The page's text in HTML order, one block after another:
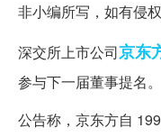
非小编所写，如有侵
深交所上市公司京东
参与下一届董事提名。
公告称，京东方自